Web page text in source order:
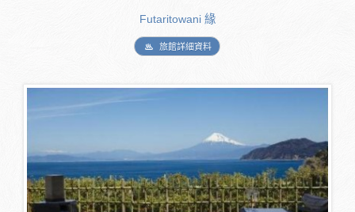
Futaritowani 緣
旅館詳細資料